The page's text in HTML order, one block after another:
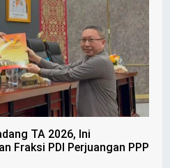
TA 2026, Ini
Fraksi PDI Perjuangan PPP